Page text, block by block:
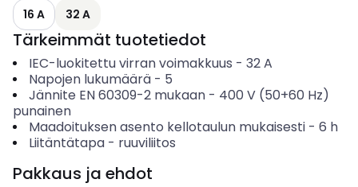
16 A 32 A
Tärkeimmät tuotetiedot
IEC-luokitettu virran voimakkuus - 32A
Napojen lukumäärä- 5
Jännite EN 60309-2 mukaan- 400 V (50+60 Hz)
punainen
Maadoituksen asento kellotaulun mukaisesti- 6 h
Liitäntätapa- ruuviliitos
Pakkaus ja ehdot